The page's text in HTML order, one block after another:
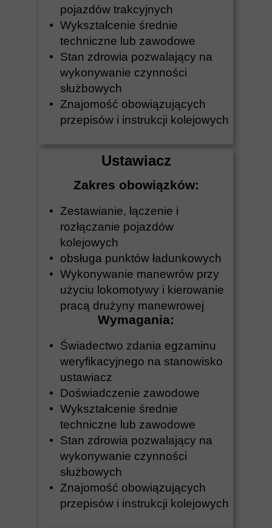
Ustawiacz
Zakres obowiązków:
Zestawianie, łączenie i
rozłączanie pojazdów
kolejowych
obsługa punktów ładunkowych
Wykonywanie manewrów przy
użyciu lokomotywy i kierowanie
pracą drużyny manewrowej
Wymagania:
Świadectwo zdania egzaminu
weryfikacyjnego na stanowisko
ustawiacz
Doświadczenie zawodowe
Wykształcenie średnie
techniczne lub zawodowe
Stan zdrowia pozwalający na
wykonywanie czynności
służbowych
Znajomość obowiązujących
przepisów i instrukcji kolejowych
pojazdów trakcyjnych
Wykształcenie średnie
techniczne lub zawodowe
Stan zdrowia pozwalający na
wykonywanie czynności
służbowych
Znajomość obowiązujących
przepisów i instrukcji kolejowych